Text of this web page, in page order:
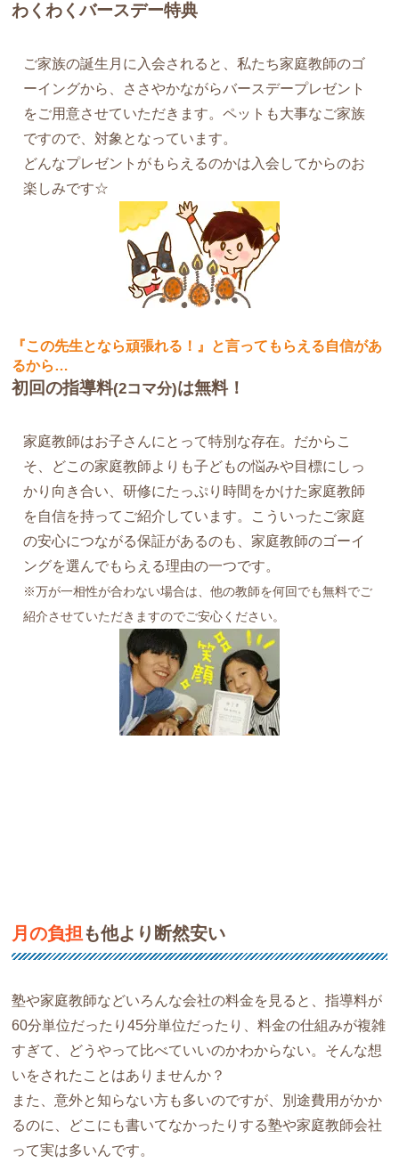
わくわくバースデー特典
ご家族の誕生月に入会されると、私たち家庭教師のゴ
ーイングから、ささやかながらバースデープレゼント
をご用意させていただきます。ペットも大事なご家族
ですので、対象となっています。
どんなプレゼントがもらえるのかは入会してからのお
楽しみです☆
『この先生となら頑張れる！』と言ってもらえる自信があ
るから…
初回の指導料(2コマ分)は無料！
家庭教師はお子さんにとって特別な存在。だからこ
そ、どこの家庭教師よりも子どもの悩みや目標にしっ
かり向き合い、研修にたっぷり時間をかけた家庭教師
を自信を持ってご紹介しています。こういったご家庭
の安心につながる保証があるのも、家庭教師のゴーイ
ングを選んでもらえる理由の一つです。
※万が一相性が合わない場合は、他の教師を何回でも無料でご
紹介させていただきますのでご安心ください。
月の負担 も他より断然安い
塾や家庭教師などいろんな会社の料金を見ると、指導料が
60分単位だったり45分単位だったり、料金の仕組みが複雑
すぎて、どうやって比べていいのかわからない。そんな想
いをされたことはありませんか？
また、意外と知らない方も多いのですが、別途費用がかか
るのに、どこにも書いてなかったりする塾や家庭教師会社
って実は多いんです。